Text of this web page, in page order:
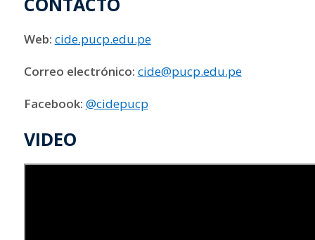
Web: cide.pucp.edu.pe
Correo electrónico: cide@pucp.edu.pe
Facebook: @cidepucp
VIDEO